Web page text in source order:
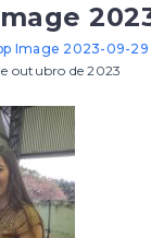
Image 2023-09-29
outubro de 2023